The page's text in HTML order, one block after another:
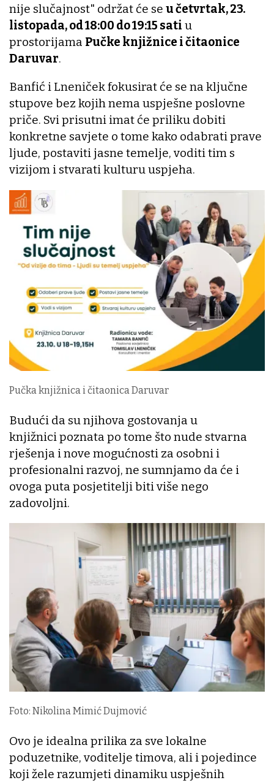
nije slučajnost" održat će se u četvrtak, 23.
listopada, od 18:00 do 19:15 sati u
prostorijama Pučke knjižnice i čitaonice
Daruvar.
Banfić i Lneniček fokusirat će se na ključne
stupove bez kojih nema uspješne poslovne
priče. Svi prisutni imat će priliku dobiti
konkretne savjete o tome kako odabrati prave
ljude, postaviti jasne temelje, voditi tim s
vizijom i stvarati kulturu uspjeha.
Pučka knjižnica i čitaonica Daruvar
Budući da su njihova gostovanja u
knjižnici poznata po tome što nude stvarna
rješenja i nove mogućnosti za osobni i
profesionalni razvoj, ne sumnjamo da će i
ovoga puta posjetitelji biti više nego
zadovoljni.
Foto: Nikolina Mimić Dujmović
Ovo je idealna prilika za sve lokalne
poduzetnike, voditelje timova, ali i pojedince
koji žele razumjeti dinamiku uspješnih